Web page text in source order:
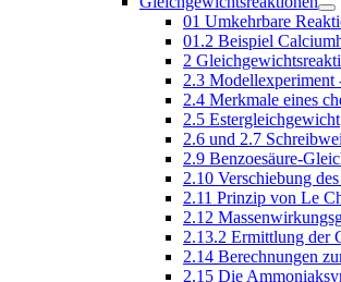
01 Umkehrbare
01.2 Beispiel
2
2.3 Modellexperiment
2.4 Merkmale eines
2.5 Estergleichgewicht
2.6 und 2.7
2.9 Benzoesäure-
2.10 Verschiebung
2.11 Prinzip von Le
2.12
2.13.2 Ermittlung der
2.14 Berechnungen
2.15 Die